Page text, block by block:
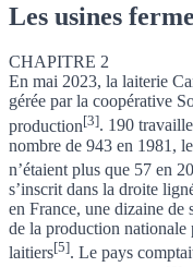
Les usines
CHAPITRE 2
En mai 2023, la laiterie
gérée par la coopérative
production[3]. 190
nombre de 943 en 1981,
n’étaient plus que 57 en
s’inscrit dans la droite
en France, une dizaine
de la production nationale
laitiers[5]. Le pays